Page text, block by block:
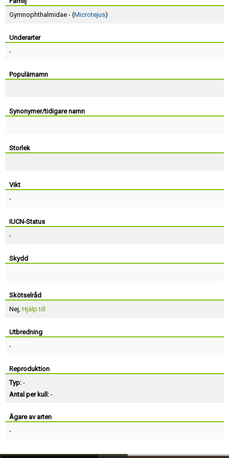
Gymnophthalmidae - (Microtejus)
Underarter
-
Populärnamn
Synonymer/tidigare namn
Storlek
Vikt
-
IUCN-Status
-
Skydd
Skötselråd
Nej, Hjälp till
Utbredning
-
Reproduktion
Typ: -
Antal per kull: -
Ägare av arten
-